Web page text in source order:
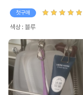
첫구매
색상 : 블루